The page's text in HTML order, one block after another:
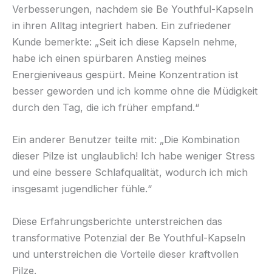
Verbesserungen, nachdem sie Be Youthful-Kapseln
in ihren Alltag integriert haben. Ein zufriedener
Kunde bemerkte: „Seit ich diese Kapseln nehme,
habe ich einen spürbaren Anstieg meines
Energieniveaus gespürt. Meine Konzentration ist
besser geworden und ich komme ohne die Müdigkeit
durch den Tag, die ich früher empfand.“
Ein anderer Benutzer teilte mit: „Die Kombination
dieser Pilze ist unglaublich! Ich habe weniger Stress
und eine bessere Schlafqualität, wodurch ich mich
insgesamt jugendlicher fühle.“
Diese Erfahrungsberichte unterstreichen das
transformative Potenzial der Be Youthful-Kapseln
und unterstreichen die Vorteile dieser kraftvollen
Pilze.